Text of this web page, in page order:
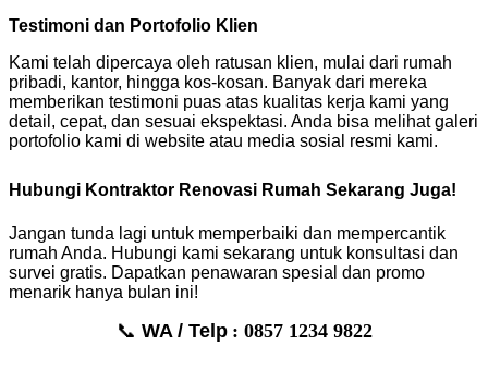
Testimoni dan Portofolio Klien
Kami telah dipercaya oleh ratusan klien, mulai dari rumah
pribadi, kantor, hingga kos-kosan. Banyak dari mereka
memberikan testimoni puas atas kualitas kerja kami yang
detail, cepat, dan sesuai ekspektasi. Anda bisa melihat galeri
portofolio kami di website atau media sosial resmi kami.
Hubungi Kontraktor Renovasi Rumah Sekarang Juga!
Jangan tunda lagi untuk memperbaiki dan mempercantik
rumah Anda. Hubungi kami sekarang untuk konsultasi dan
survei gratis. Dapatkan penawaran spesial dan promo
menarik hanya bulan ini!
📞 WA / Telp : 0857 1234 9822